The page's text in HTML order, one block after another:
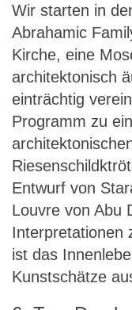
Wir starten in
Abrahamic
Kirche, eine
architektonisch
einträchtig
Programm zu
Entwurf von
Louvre von Abu
Interpretationen
ist das
Kunstschätze